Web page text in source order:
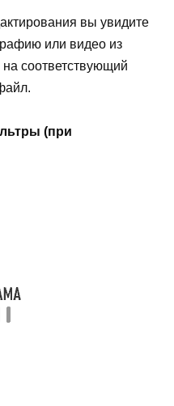
вы увидите
или видео из
соответствующий
(при